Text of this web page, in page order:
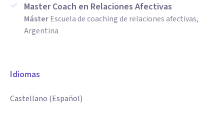
Master Coach en Relaciones Afectivas
MásterEscuela de coaching de relaciones afectivas,
Argentina
Idiomas
Castellano (Español)